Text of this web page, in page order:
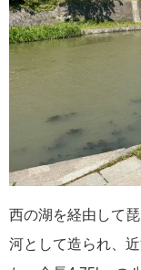
西の湖を経由して
河として造られ、